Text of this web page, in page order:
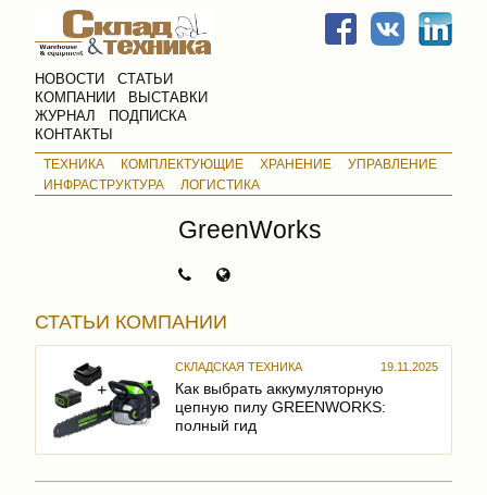
НОВОСТИ
СТАТЬИ
КОМПАНИИ
ВЫСТАВКИ
ЖУРНАЛ
ПОДПИСКА
КОНТАКТЫ
ТЕХНИКА КОМПЛЕКТУЮЩИЕ ХРАНЕНИЕ
УПРАВЛЕНИЕ
ИНФРАСТРУКТУРА
ЛОГИСТИКА
GreenWorks
СТАТЬИ КОМПАНИИ
СКЛАДСКАЯ ТЕХНИКА 19.11.2025
Как выбрать аккумуляторную
цепную пилу GREENWORKS:
полный гид